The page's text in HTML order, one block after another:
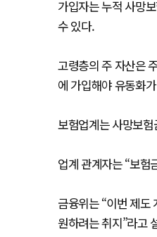
가입자는 누적 사망
수 있다.
고령층의 주 자산은
에 가입해야 유동화
보험업계는 사망보험
업계 관계자는 “보험
금융위는 “이번 제도
원하려는 취지”라고